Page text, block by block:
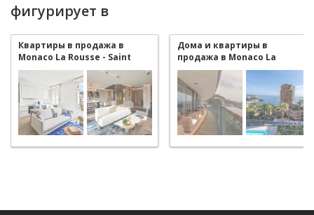
фигурирует в
Квартиры в продажа в
Monaco La Rousse - Saint
Roman
Дома и квартиры в
продажа в Monaco La
Rousse - Saint Roman